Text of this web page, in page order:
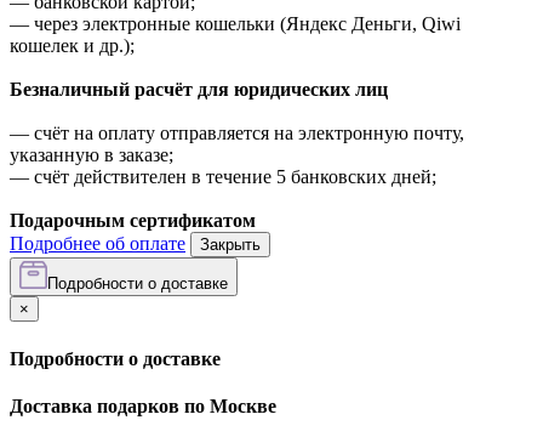
— через электронные кошельки (Яндекс Деньги, Qiwi
кошелек и др.);
Безналичный расчёт для юридических лиц
— счёт на оплату отправляется на электронную почту,
указанную в заказе;
— счёт действителен в течение 5 банковских дней;
Подарочным сертификатом
Подробнее об оплате
Закрыть
Подробности о доставке
×
Подробности о доставке
Доставка подарков по Москве